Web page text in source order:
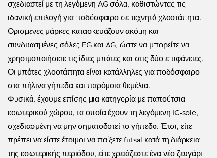
σχεδιαστεί με τη λεγόμενη AG σόλα, καθιστώντας τις
ιδανική επιλογή για ποδόσφαιρο σε τεχνητό χλοοτάπητα.
Ορισμένες μάρκες κατασκευάζουν ακόμη και
συνδυασμένες σόλες FG και AG, ώστε να μπορείτε να
χρησιμοποιήσετε τις ίδιες μπότες και στις δύο επιφάνειες.
Οι μπότες χλοοτάπητα είναι κατάλληλες για ποδόσφαιρο
στα πήλινα γήπεδα και παρόμοια θεμέλια.
Φυσικά, έχουμε επίσης μια κατηγορία με παπούτσια
εσωτερικού χώρου, τα οποία έχουν τη λεγόμενη IC-sole,
σχεδιασμένη να μην σηματοδοτεί το γήπεδο. Έτσι, είτε
πρέπει να είστε έτοιμοι να παίξετε futsal κατά τη διάρκεια
της εσωτερικής περιόδου, είτε χρειάζεστε ένα νέο ζευγάρι